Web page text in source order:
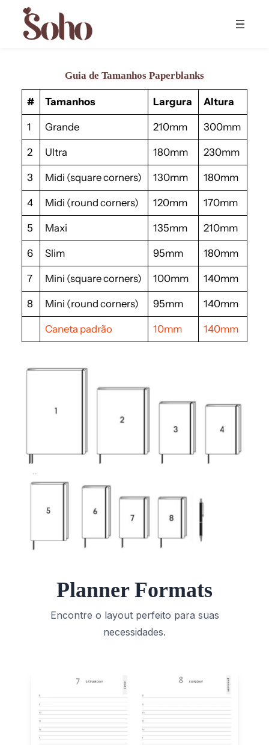
content
Guia de Tamanhos Paperblanks
# Tamanhos Largura Altura
1 Grande 210mm 300mm
2 Ultra 180mm 230mm
3 Midi (square corners) 130mm 180mm
4 Midi (round corners) 120mm 170mm
5 Maxi 135mm 210mm
6 Slim 95mm 180mm
7 Mini (square corners) 100mm 140mm
8 Mini (round corners) 95mm 140mm
Caneta padrão 10mm 140mm
Planner Formats
Encontre o layout perfeito para suas
necessidades.